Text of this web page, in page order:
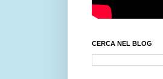
CERCA NEL BLOG